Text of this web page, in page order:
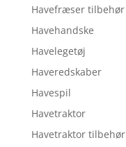
Havefræser tilbehør
Havehandske
Havelegetøj
Haveredskaber
Havespil
Havetraktor
Havetraktor tilbehør